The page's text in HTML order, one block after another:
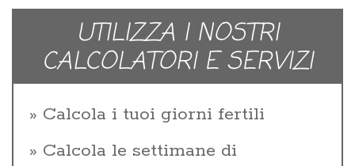
UTILIZZA I NOSTRI
CALCOLATORI E SERVIZI
Calcola i tuoi giorni fertili
Calcola le settimane di